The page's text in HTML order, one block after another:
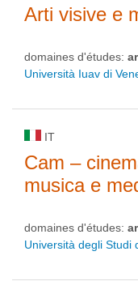
Arti visive e
domaines d'études:
Università Iuav di
IT
Cam –
musica e
domaines d'études:
Università degli Studi